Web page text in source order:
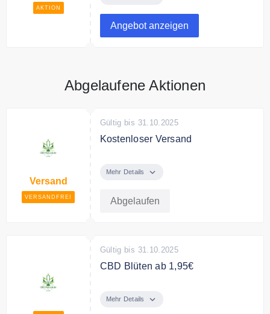
AKTION
Angebot anzeigen
Abgelaufene Aktionen
Versand
VERSANDFREI
Gültig bis 31.10.2025
Kostenloser Versand
versandkostenfrei.
Mehr Details
Abgelaufen
Gültig bis 31.10.2025
CBD Blüten ab 1,95€
1,95€ bei CBD-Natural.de
Mehr Details